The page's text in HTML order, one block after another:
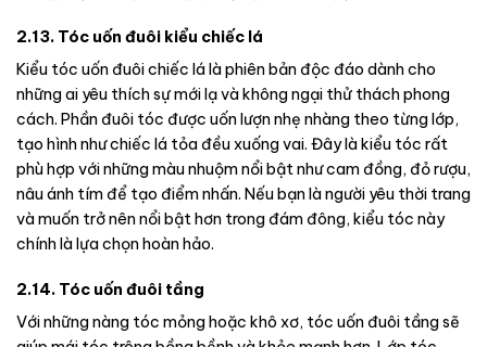
2.13. Tóc uốn đuôi kiểu chiếc lá
Kiểu tóc uốn đuôi chiếc lá là phiên bản độc đáo dành cho
những ai yêu thích sự mới lạ và không ngại thử thách phong
cách. Phần đuôi tóc được uốn lượn nhẹ nhàng theo từng lớp,
tạo hình như chiếc lá tỏa đều xuống vai. Đây là kiểu tóc rất
phù hợp với những màu nhuộm nổi bật như cam đồng, đỏ rượu,
nâu ánh tím để tạo điểm nhấn. Nếu bạn là người yêu thời trang
và muốn trở nên nổi bật hơn trong đám đông, kiểu tóc này
chính là lựa chọn hoàn hảo.
2.14. Tóc uốn đuôi tầng
Với những nàng tóc mỏng hoặc khô xơ, tóc uốn đuôi tầng sẽ